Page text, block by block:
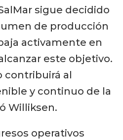
sigue decidido
de producción
activamente en
este objetivo.
contribuirá al
y continuo de la
Williksen.
operativos